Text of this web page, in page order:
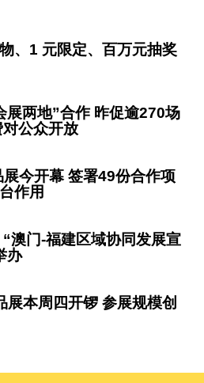
、1 元限定、百万元抽奖
展两地”合作 昨促逾270场
公众开放
今开幕 签署49份合作项
作用
澳门-福建区域协同发展宣
办
展本周四开锣 参展规模创